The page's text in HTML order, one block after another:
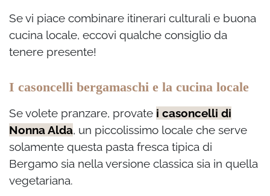
Se vi piace combinare itinerari culturali e buona
cucina locale, eccovi qualche consiglio da
tenere presente!
I casoncelli bergamaschi e la cucina locale
Se volete pranzare, provate i casoncelli di
Nonna Alda, un piccolissimo locale che serve
solamente questa pasta fresca tipica di
Bergamo sia nella versione classica sia in quella
vegetariana.